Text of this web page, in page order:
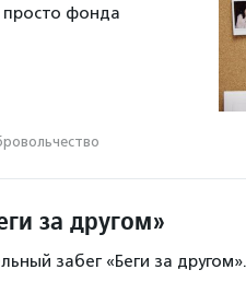
просто фонда
за другом»
забег «Беги за другом».